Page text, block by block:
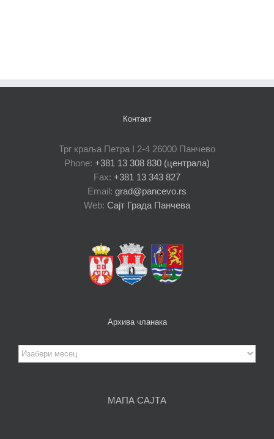
Контакт
Трг краља Петра I 2-4 26000 Панчево
Phone: +381 13 308 830 (централа)
Fax: +381 13 343 827
Email: grad@pancevo.rs
Web: Сајт Града Панчева
Архива чланака
Архива
чланака
МАПА САЈТА